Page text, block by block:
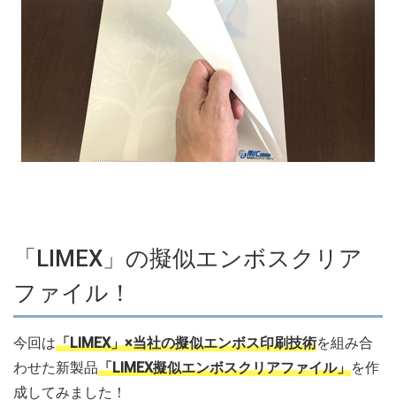
「LIMEX」の擬似エンボスクリア
ファイル！
今回は「LIMEX」×当社の擬似エンボス印刷技術を組み合
わせた新製品「LIMEX擬似エンボスクリアファイル」を作
成してみました！